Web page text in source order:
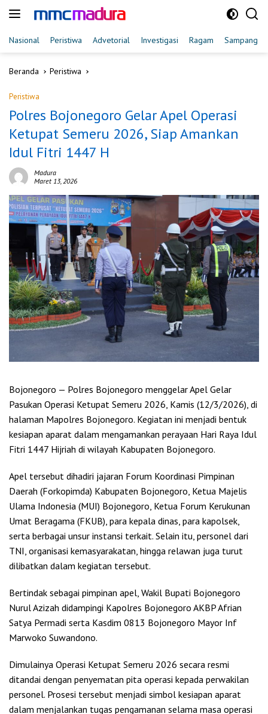
Nasional Peristiwa Advetorial Investigasi Ragam Sampang
Beranda Peristiwa
Peristiwa
Polres Bojonegoro Gelar Apel Operasi
Ketupat Semeru 2026, Siap Amankan
Idul Fitri 1447 H
Madura
Maret 13, 2026
Bojonegoro — Polres Bojonegoro menggelar Apel Gelar
Pasukan Operasi Ketupat Semeru 2026, Kamis (12/3/2026), di
halaman Mapolres Bojonegoro. Kegiatan ini menjadi bentuk
kesiapan aparat dalam mengamankan perayaan Hari Raya Idul
Fitri 1447 Hijriah di wilayah Kabupaten Bojonegoro.
Apel tersebut dihadiri jajaran Forum Koordinasi Pimpinan
Daerah (Forkopimda) Kabupaten Bojonegoro, Ketua Majelis
Ulama Indonesia (MUI) Bojonegoro, Ketua Forum Kerukunan
Umat Beragama (FKUB), para kepala dinas, para kapolsek,
serta berbagai unsur instansi terkait. Selain itu, personel dari
TNI, organisasi kemasyarakatan, hingga relawan juga turut
dilibatkan dalam kegiatan tersebut.
Bertindak sebagai pimpinan apel, Wakil Bupati Bojonegoro
Nurul Azizah didampingi Kapolres Bojonegoro AKBP Afrian
Satya Permadi serta Kasdim 0813 Bojonegoro Mayor Inf
Marwoko Suwandono.
Dimulainya Operasi Ketupat Semeru 2026 secara resmi
ditandai dengan penyematan pita operasi kepada perwakilan
personel. Prosesi tersebut menjadi simbol kesiapan aparat
dalam menjalankan tugas pengamanan selama masa operasi